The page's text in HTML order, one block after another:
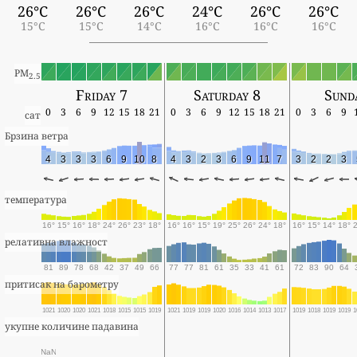
26°C
15°C
26°C
15°C
26°C
14°C
24°C
16°C
26°C
16°C
26°C
16°C
PM2.5
Friday 7 Saturday 8
сат 0 3 6 9 12 15 18 21 0 3 6 9 12 15 18 21 0 3 6 9
Брзина ветра
4 3 3 3 6 9 10 8 4 3 2 3 6 9 11 7 3 2 2 3
температура
16° 15° 16° 18° 24° 26° 23° 18° 16° 16° 15° 19° 25° 26° 24° 18° 16° 15° 14° 18°
релативна влажност
81 89 78 68 42 37 49 66 77 77 81 61 35 33 41 61 72 83 90 64
притисак на барометру
1021 1020 1020 1021 1018 1015 1015 1019 1021 1019 1019 1020 1016 1014 1013 1017 1019 1018 1019 1019
укупне количине падавина
NaN